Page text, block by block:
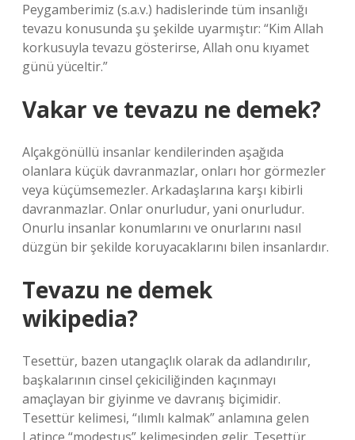
Peygamberimiz (s.a.v.) hadislerinde tüm insanlığı
tevazu konusunda şu şekilde uyarmıştır: “Kim Allah
korkusuyla tevazu gösterirse, Allah onu kıyamet
günü yüceltir.”
Vakar ve tevazu ne demek?
Alçakgönüllü insanlar kendilerinden aşağıda
olanlara küçük davranmazlar, onları hor görmezler
veya küçümsemezler. Arkadaşlarına karşı kibirli
davranmazlar. Onlar onurludur, yani onurludur.
Onurlu insanlar konumlarını ve onurlarını nasıl
düzgün bir şekilde koruyacaklarını bilen insanlardır.
Tevazu ne demek
wikipedia?
Tesettür, bazen utangaçlık olarak da adlandırılır,
başkalarının cinsel çekiciliğinden kaçınmayı
amaçlayan bir giyinme ve davranış biçimidir.
Tesettür kelimesi, “ılımlı kalmak” anlamına gelen